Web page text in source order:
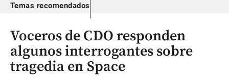
Temas recomendados
Voceros de CDO responden
algunos interrogantes sobre
tragedia en Space